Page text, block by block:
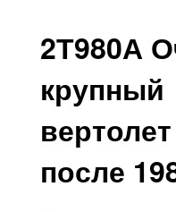
2Т980А
крупный
вертолет
после